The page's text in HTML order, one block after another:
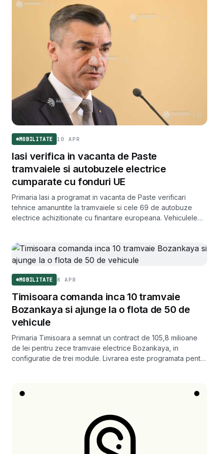
MOBILITATE 10 APR
Iasi verifica in vacanta de Paste
tramvaiele si autobuzele electrice
cumparate cu fonduri UE
Primaria Iasi a programat in vacanta de Paste verificari
tehnice amanuntite la tramvaiele si cele 69 de autobuze
electrice achizitionate cu finantare europeana. Vehiculele
MOBILITATE 8 APR
Timisoara comanda inca 10 tramvaie
Bozankaya si ajunge la o flota de 50 de
vehicule
Primaria Timisoara a semnat un contract de 105,8 milioane
de lei pentru zece tramvaie electrice Bozankaya, in
configuratie de trei module. Livrarea este programata pentru